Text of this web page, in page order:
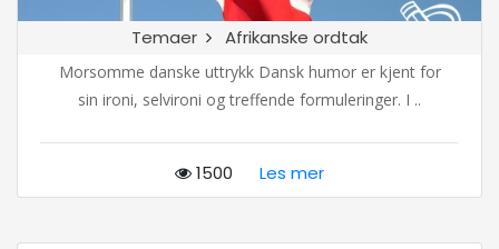
Temaer Afrikanske ordtak
Morsomme danske uttrykk Dansk humor er kjent for
sin ironi, selvironi og treffende formuleringer. I ..
1500 Les mer